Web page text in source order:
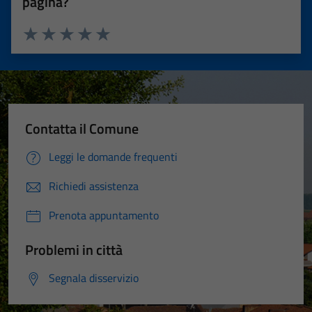
Valuta 5 stelle su 5
Valuta 4 stelle su 5
Valuta 3 stelle su 5
Valuta 2 stelle su 5
Valuta 1 stelle su 5
Contatta il Comune
Leggi le domande frequenti
Richiedi assistenza
Prenota appuntamento
Problemi in città
Segnala disservizio